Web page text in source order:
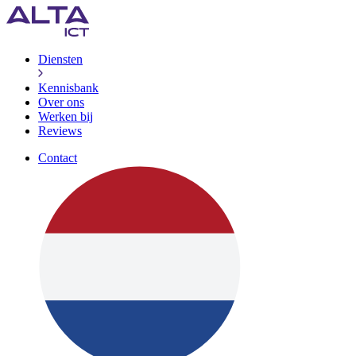
Diensten
Kennisbank
Over ons
Werken bij
Reviews
Contact